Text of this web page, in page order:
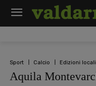
Sport Calcio Edizioni locali
Aquila